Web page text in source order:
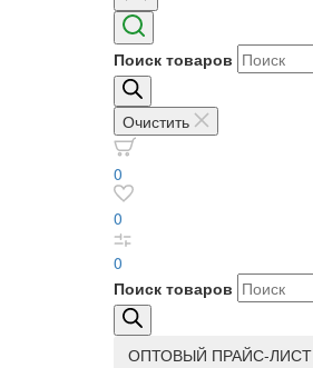
Поиск товаров
Очистить
0
0
0
Поиск товаров
ОПТОВЫЙ ПРАЙС-ЛИСТ